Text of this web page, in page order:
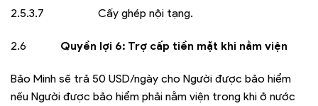
2.5.3.7 Cấy ghép nội tạng.
2.6 Quyền lợi 6: Trợ cấp tiền mặt khi nằm viện
Bảo Minh sẽ trả 50 USD/ngày cho Người được bảo hiểm
nếu Người được bảo hiểm phải nằm viện trong khi ở nước